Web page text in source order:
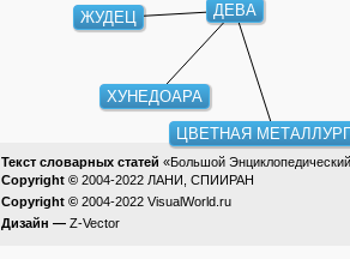
ДЕВА
ХУНЕДОАРА
ЖУДЕЦ
ЦВЕТНАЯ
Текст словарных статей «Большой
Copyright © 2004-2022 ЛАНИ, СПИИРАН
Copyright © 2004-2022 VisualWorld.ru
Дизайн — Z-Vector